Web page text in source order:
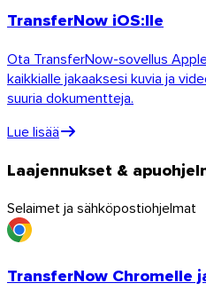
iOS
TransferNow iOS:lle
Ota TransferNow-sovellus
kaikkialle jakaaksesi kuvia ja
suuria dokumentteja.
Lue lisää
Laajennukset &
Selaimet ja sähköpostiohjelmat
TransferNow Chromelle